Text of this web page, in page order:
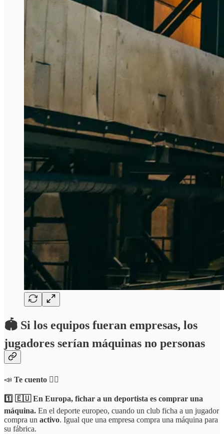
🏟️ Si los equipos fueran empresas, los
jugadores serían máquinas no personas
📣 Te cuento 👇🏻
1️⃣ 🇪🇺 En Europa, fichar a un deportista es comprar una
máquina. En el deporte europeo, cuando un club ficha a un jugador
compra un activo. Igual que una empresa compra una máquina para
su fábrica.